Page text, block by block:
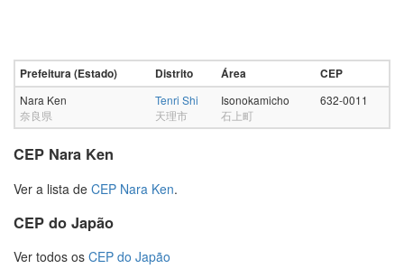
Prefeitura (Estado) Distrito Área CEP
Nara Ken
奈良県
Tenri Shi
天理市
Isonokamicho
石上町
632-0011
CEP Nara Ken
Ver a lista de CEP Nara Ken.
CEP do Japão
Ver todos os CEP do Japão